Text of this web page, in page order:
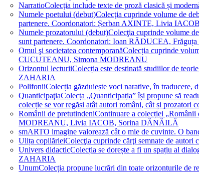
NarratioColecţia include texte de proză clasică și
Numele poetului (debut)Colecţia cuprinde volume de
partenere. Coordonatori: Șerban AXINTE, Livia IACOB
Numele prozatorului (debut)Colecţia cuprinde volume
sunt partenere. Coordonatori: Ioan RĂDUCEA,
Omul şi societatea contemporanăColecția cuprinde
CUCUTEANU, Simona MODREANU
Orizontul lecturiiColecția este destinată studiilor de
ZAHARIA
PolifoniiColecția găzduiește voci narative, în
QuanticipaţiaColecța „Quanticipația” își propune să
colecție se vor regăsi atât autori români, cât și
Românii de pretutindeniContinuare a colecției „Românii
MODREANU, Livia IACOB, Sorina DĂNĂILĂ
smARTO imagine valorează cât o mie de cuvinte. O
Ulița copilărieiColecţia cuprinde cărţi semnate de
Univers didacticColecția se dorește a fi un spațiu al
ZAHARIA
UnumColecția propune lucrări din toate orizonturile